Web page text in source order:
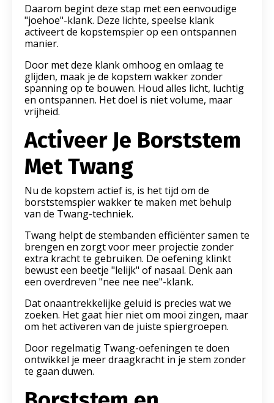
Daarom begint deze stap met een eenvoudige
"joehoe"-klank. Deze lichte, speelse klank
activeert de kopstemspier op een ontspannen
manier.
Door met deze klank omhoog en omlaag te
glijden, maak je de kopstem wakker zonder
spanning op te bouwen. Houd alles licht, luchtig
en ontspannen. Het doel is niet volume, maar
vrijheid.
Activeer Je Borststem
Met Twang
Nu de kopstem actief is, is het tijd om de
borststemspier wakker te maken met behulp
van de Twang-techniek.
Twang helpt de stembanden efficiënter samen te
brengen en zorgt voor meer projectie zonder
extra kracht te gebruiken. De oefening klinkt
bewust een beetje "lelijk" of nasaal. Denk aan
een overdreven "nee nee nee"-klank.
Dat onaantrekkelijke geluid is precies wat we
zoeken. Het gaat hier niet om mooi zingen, maar
om het activeren van de juiste spiergroepen.
Door regelmatig Twang-oefeningen te doen
ontwikkel je meer draagkracht in je stem zonder
te gaan duwen.